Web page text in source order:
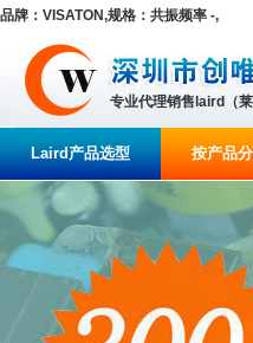
品牌：VISATON,规格：共振频率 -,
专业代理销售laird（
Laird产品选型 按产品